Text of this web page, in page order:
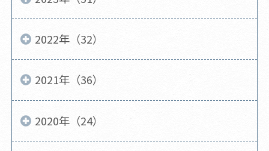
2022年（32）
2021年（36）
2020年（24）